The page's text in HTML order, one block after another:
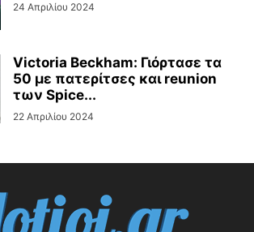
24 Απριλίου 2024
Victoria Beckham: Γιόρτασε τα
50 με πατερίτσες και reunion
των Spice...
22 Απριλίου 2024